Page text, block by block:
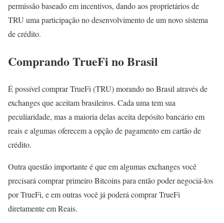
permissão baseado em incentivos, dando aos proprietários de
TRU uma participação no desenvolvimento de um novo sistema
de crédito.
Comprando TrueFi no Brasil
É possível comprar TrueFi (TRU) morando no Brasil através de
exchanges que aceitam brasileiros. Cada uma tem sua
peculiaridade, mas a maioria delas aceita depósito bancário em
reais e algumas oferecem a opção de pagamento em cartão de
crédito.
Outra questão importante é que em algumas exchanges você
precisará comprar primeiro Bitcoins para então poder negociá-los
por TrueFi, e em outras você já poderá comprar TrueFi
diretamente em Reais.